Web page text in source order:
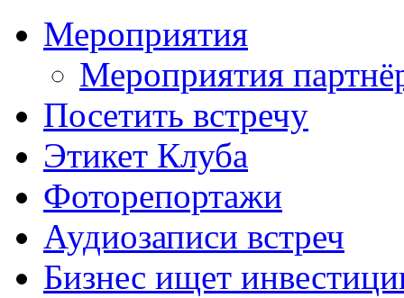
Мероприятия
Мероприятия
Посетить встречу
Этикет Клуба
Фоторепортажи
Аудиозаписи встреч
Бизнес ищет